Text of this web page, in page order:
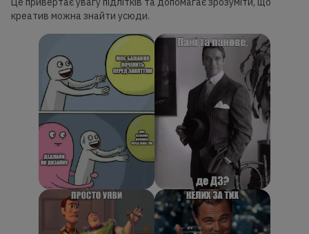
креатив можна знайти усюди.